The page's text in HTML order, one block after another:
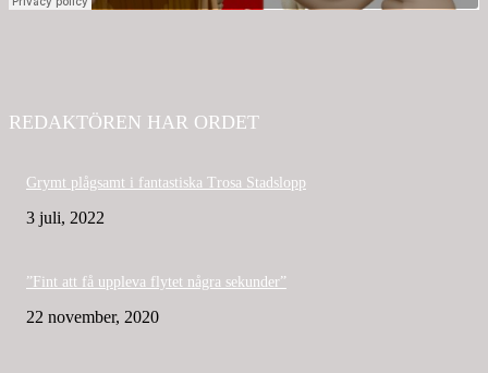
REDAKTÖREN HAR ORDET
Grymt plågsamt i fantastiska Trosa Stadslopp
3 juli, 2022
”Fint att få uppleva flytet några sekunder”
22 november, 2020